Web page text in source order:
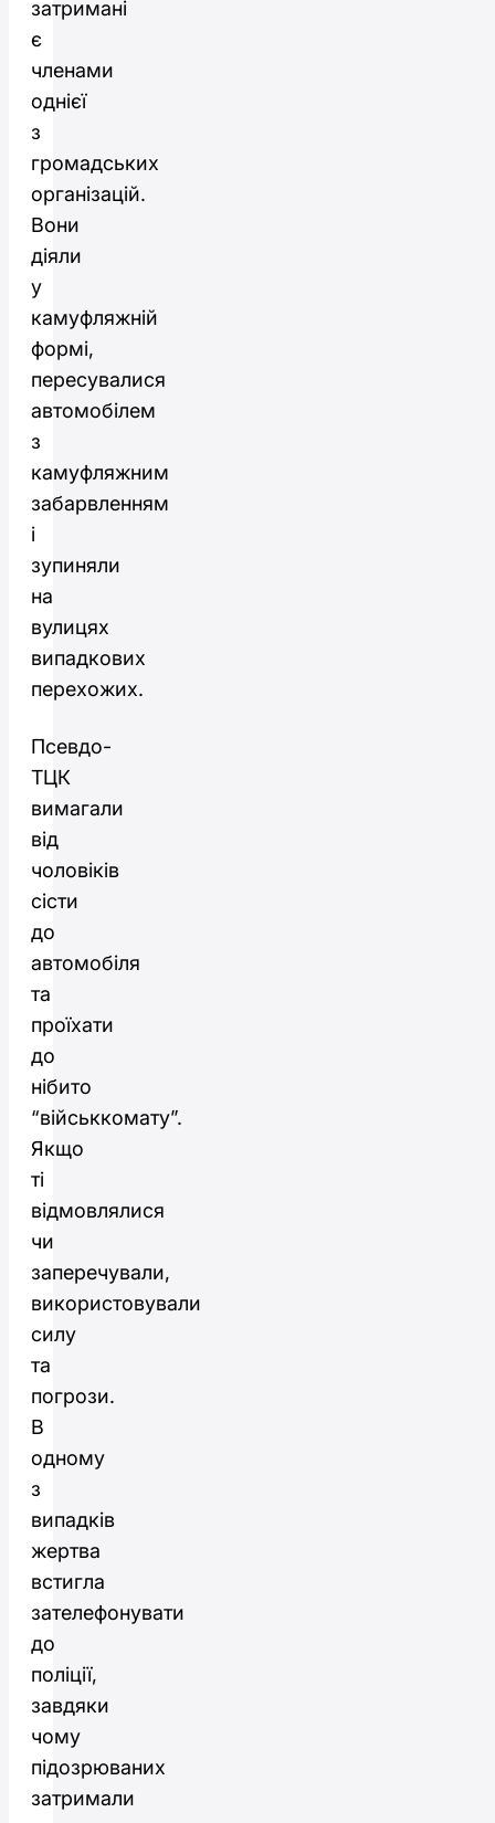
затримані
є
членами
однієї
з
громадських
організацій.
Вони
діяли
у
камуфляжній
формі,
пересувалися
автомобілем
з
камуфляжним
забарвленням
і
зупиняли
на
вулицях
випадкових
перехожих.
Псевдо-
ТЦК
вимагали
від
чоловіків
сісти
до
автомобіля
та
проїхати
до
нібито
“військкомату”.
Якщо
ті
відмовлялися
чи
заперечували,
використовували
силу
та
погрози.
В
одному
з
випадків
жертва
встигла
зателефонувати
до
поліції,
завдяки
чому
підозрюваних
затримали